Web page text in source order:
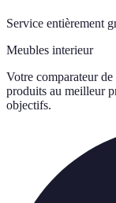
Service entièrement
Meubles interieur
Votre comparateur
produits au meilleur
objectifs.